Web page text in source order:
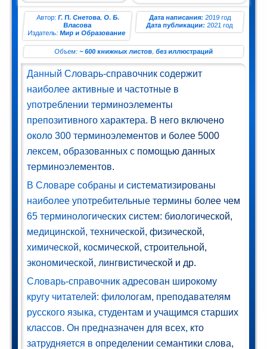
(1)
Автор:Г. П. Снетова,О. Б.
Власова
Издатель:Мир и Образование
Дата написания:2019 год
Дата публикации:2021 год
Объем:~ 600 книжных листов,без иллюстраций
Данный Словарь-справочник содержит
наиболее активные и частотные в
употреблении терминоэлементы
препозитивного характера. В него включено
около 300 терминоэлементов и более 5000
лексем, образованных с помощью данных
терминоэлементов.
В Словаре собраны и систематизированы
наиболее употребительные термины более чем
65 терминологических систем: биологической,
медицинской, технической, физической,
химической, космической, строительной,
экономической, лингвистической и др.
Словарь-справочник адресован широкому
кругу читателей: филологам, преподавателям
русского языка, студентам и учащимся старших
классов. Он предназначен для всех, кто
затрудняется в определении семантики слова,